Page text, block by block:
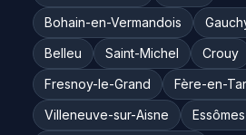
Bohain-en-Vermandois
Belleu
Saint-Michel
Crouy
Fresnoy-le-Grand
Fère-en-
Villeneuve-sur-Aisne